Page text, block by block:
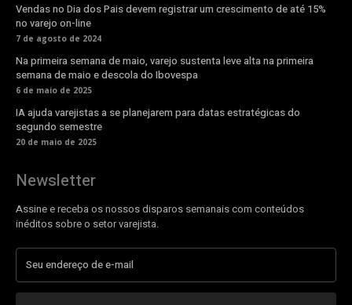
Vendas no Dia dos Pais devem registrar um crescimento de até 15%
no varejo on-line
7 de agosto de 2024
Na primeira semana de maio, varejo sustenta leve alta na primeira
semana de maio e descola do Ibovespa
6 de maio de 2025
IA ajuda varejistas a se planejarem para datas estratégicas do
segundo semestre
20 de maio de 2025
Newsletter
Assine e receba os nossos disparos semanais com conteúdos
inéditos sobre o setor varejista.